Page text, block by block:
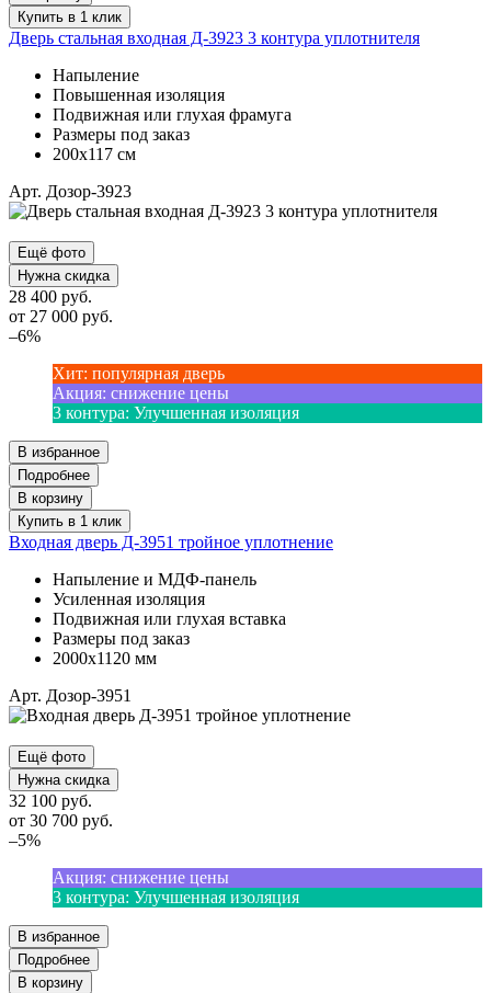
Купить в 1 клик
Дверь стальная входная Д-3923 3 контура уплотнителя
Напыление
Повышенная изоляция
Подвижная или глухая фрамуга
Размеры под заказ
200х117 см
Арт. Дозор-3923
Ещё фото
Нужна скидка
28 400 руб.
от 27 000 руб.
–6%
Хит: популярная дверь
Акция: снижение цены
3 контура: Улучшенная изоляция
В избранное
Подробнее
В корзину
Купить в 1 клик
Входная дверь Д-3951 тройное уплотнение
Напыление и МДФ-панель
Усиленная изоляция
Подвижная или глухая вставка
Размеры под заказ
2000х1120 мм
Арт. Дозор-3951
Ещё фото
Нужна скидка
32 100 руб.
от 30 700 руб.
–5%
Акция: снижение цены
3 контура: Улучшенная изоляция
В избранное
Подробнее
В корзину